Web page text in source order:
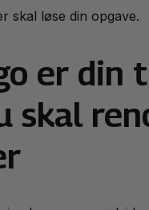
skal løse din opgave.
er din
skal